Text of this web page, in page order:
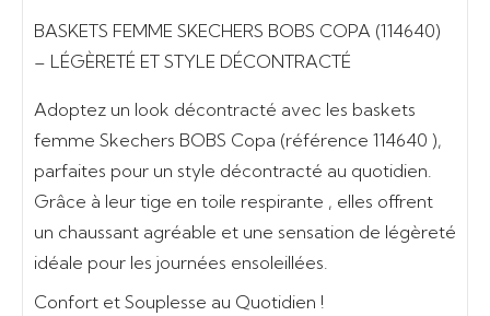
BASKETS FEMME SKECHERS BOBS COPA (114640)
– LÉGÈRETÉ ET STYLE DÉCONTRACTÉ
Adoptez un look décontracté avec les baskets
femme Skechers BOBS Copa (référence 114640 ),
parfaites pour un style décontracté au quotidien.
Grâce à leur tige en toile respirante , elles offrent
un chaussant agréable et une sensation de légèreté
idéale pour les journées ensoleillées.
Confort et Souplesse au Quotidien !